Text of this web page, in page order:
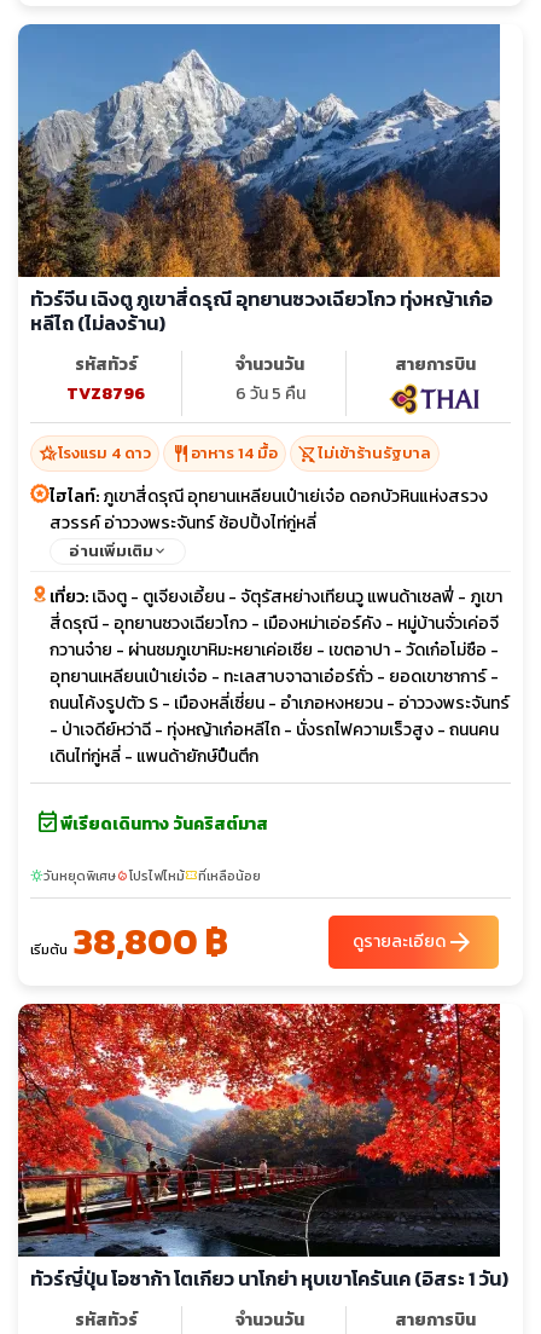
ทัวร์จีน เฉิงตู ภูเขาสี่ดรุณี อุทยานซวงเฉียวโกว ทุ่งหญ้าเก๋อ
หลีไถ (ไม่ลงร้าน)
รหัสทัวร์
TVZ8796
จำนวนวัน
6 วัน 5 คืน
สายการบิน
hotel_classโรงแรม 4 ดาว restaurant อาหาร 14 มื้อ shopping_cart_offไม่เข้าร้านรัฐบาล
ไฮไลท์:ภูเขาสี่ดรุณี อุทยานเหลียนเป๋าเย่เจ๋อ ดอกบัวหินแห่งสรวง
สวรรค์ อ่าววงพระจันทร์ ช้อปปิ้งไท่กู่หลี่
อ่านเพิ่มเติม
เที่ยว:เฉิงตู - ตูเจียงเอี้ยน - จัตุรัสหย่างเทียนวู แพนด้าเซลฟี่ - ภูเขา
สี่ดรุณี - อุทยานซวงเฉียวโกว - เมืองหม่าเอ่อร์คัง - หมู่บ้านจั่วเค่อจี
กวานจ๋าย - ผ่านชมภูเขาหิมะหยาเค่อเซีย - เขตอาปา - วัดเก๋อโม่ซือ -
อุทยานเหลียนเป๋าเย่เจ๋อ - ทะเลสาบจาฉาเอ๋อร์ถั่ว - ยอดเขาซาการ์ -
ถนนโค้งรูปตัว S - เมืองหลี่เซี่ยน - อำเภอหงหยวน - อ่าววงพระจันทร์
- ป่าเจดีย์หว่าฉี - ทุ่งหญ้าเก๋อหลีไถ - นั่งรถไฟความเร็วสูง - ถนนคน
เดินไท่กู่หลี่ - แพนด้ายักษ์ปืนตึก
event_availableพีเรียดเดินทาง วันคริสต์มาส
sunnyวันหยุดพิเศษlocal_fire_departmentโปรไฟไหม้confirmation_numberที่เหลือน้อย
เริ่มต้น 38,800 ฿ ดูรายละเอียดarrow_forward
ทัวร์ญี่ปุ่น โอซาก้า โตเกียว นาโกย่า หุบเขาโครันเค (อิสระ 1 วัน)
รหัสทัวร์
จำนวนวัน
สายการบิน